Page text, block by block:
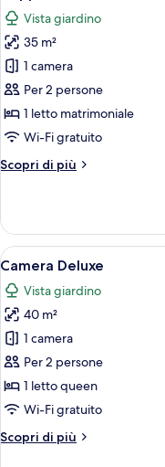
letti
singoli
le
foto
per
Doppia
Executive
Vista giardino
35 m²
1 camera
Per 2 persone
1 letto matrimoniale
Wi-Fi gratuito
Scopri di più
Altri
Executive
Apri
tutte
le
foto
per
Camera
Deluxe
9
Camera Deluxe
Vista giardino
40 m²
1 camera
Per 2 persone
1 letto queen
Wi-Fi gratuito
Scopri di più
Altri